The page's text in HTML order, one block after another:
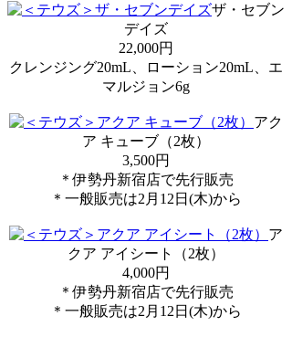
ザ・セブン
デイズ
22,000円
クレンジング20mL、ローション20mL、エ
マルジョン6g
アク
ア キューブ（2枚）
3,500円
＊伊勢丹新宿店で先行販売
＊一般販売は2月12日(木)から
ア
クア アイシート（2枚）
4,000円
＊伊勢丹新宿店で先行販売
＊一般販売は2月12日(木)から